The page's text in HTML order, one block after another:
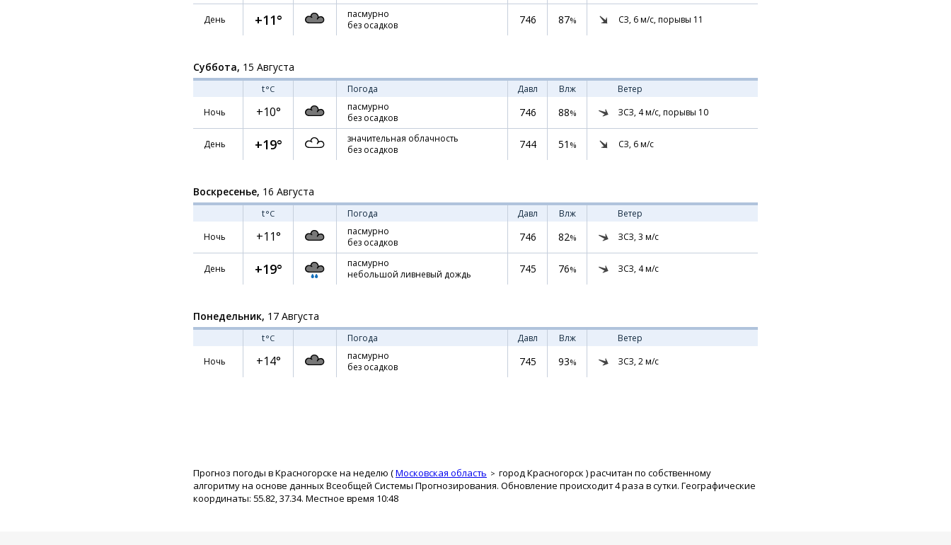
День +11°
пасмурно
без осадков
746 87% СЗ, 6м/с, порывы 11
Суббота, 15 Августа
t°C Погода Давл Влж
Ветер
Ночь
+10°
пасмурно
без осадков
746 88% ЗСЗ, 4м/с, порывы 10
День +19°
значительная облачность
без осадков
744 51 % СЗ, 6м/с
Воскресенье, 16 Августа
t°C Погода Давл Влж
Ветер
Ночь
+11°
пасмурно
без осадков
746 82% ЗСЗ, 3 м/с
День +19°
пасмурно
небольшой ливневый дождь
745 76% ЗСЗ, 4м/с
Понедельник, 17 Августа
t°C Погода Давл Влж
Ветер
Ночь
+14°
пасмурно
без осадков
745 93% ЗСЗ, 2м/с
Прогноз погоды в Красногорске на неделю (Московская область город Красногорск ) расчитан по собственному
алгоритму на основе данных Всеобщей Системы Прогнозирования. Обновление происходит 4 раза в сутки. Географические
координаты: 55.82, 37.34. Местное время 10:48